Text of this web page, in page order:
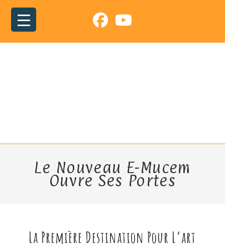
Skip
Le Nouveau E-Mucem
Ouvre Ses Portes
La Première Destination Pour L’art